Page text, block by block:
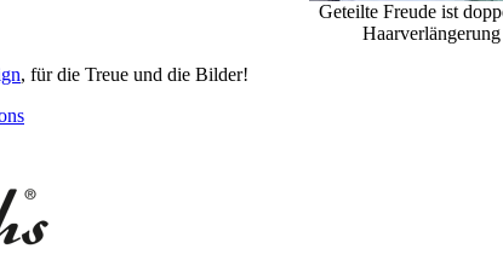
Geteilte Freude ist
, für die Treue und die Bilder!